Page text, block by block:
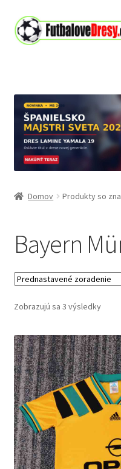
Preskočiť
na
Preskočiť
na
Domov Produkty so
Bayern
Zobrazujú sa 3 výsledky